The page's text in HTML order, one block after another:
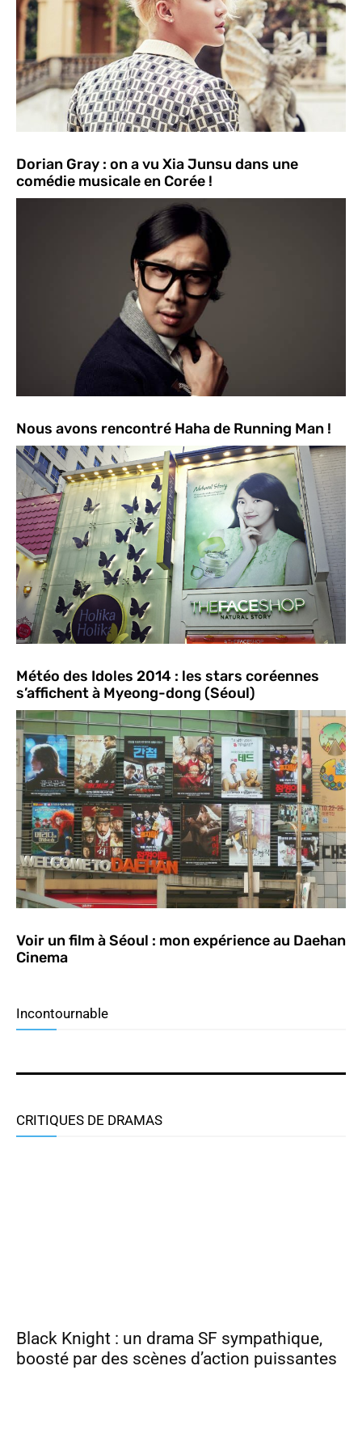
Dorian Gray : on a vu Xia Junsu dans une
comédie musicale en Corée !
Nous avons rencontré Haha de Running Man !
Météo des Idoles 2014 : les stars coréennes
s’affichent à Myeong-dong (Séoul)
Voir un film à Séoul : mon expérience au Daehan
Cinema
Incontournable
CRITIQUES DE DRAMAS
Black Knight : un drama SF sympathique,
boosté par des scènes d’action puissantes